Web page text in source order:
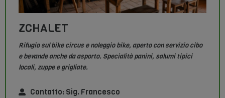
ZCHALET
Rifugio sul bike circus e noleggio bike, aperto con servizio cibo
e bevande anche da asporto. Specialità panini, salumi tipici
locali, zuppe e grigliate.
Contatto: Sig. Francesco